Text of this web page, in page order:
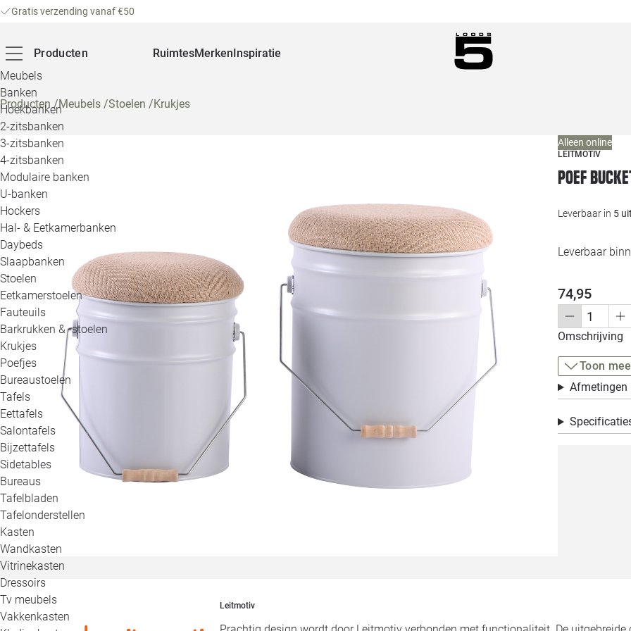
Gratis verzending vanaf €50
Producten
Meubels
Banken
Hoekbanken
2-zitsbanken
3-zitsbanken
4-zitsbanken
Modulaire banken
U-banken
Hockers
Hal- & Eetkamerbanken
Daybeds
Slaapbanken
Stoelen
Eetkamerstoelen
Fauteuils
Barkrukken & -stoelen
Krukjes
Poefjes
Bureaustoelen
Tafels
Eettafels
Salontafels
Bijzettafels
Sidetables
Bureaus
Tafelbladen
Tafelonderstellen
Kasten
Wandkasten
Vitrinekasten
Dressoirs
Tv meubels
Vakkenkasten
RuimtesMerkenInspiratie
Producten/Meubels /Stoelen /Krukjes
Alleen online
LEITMOTIV
Poef
Leverbaar in 5
Leverbaar
74,95
Omschrijving
Toon
Afmetingen
Leitmotiv